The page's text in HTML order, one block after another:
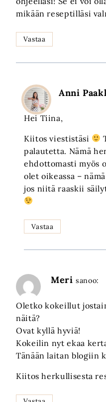
mikään reseptilläsi
Vastaa
Anni
Hei Tiina,
Kiitos viestistäsi
palautetta. Nämä
ehdottomasti myös
olet oikeassa –
jos niitä raaskii
Vastaa
Meri sanoo:
Oletko kokeillut
näitä?
Ovat kyllä hyviä!
Kokeilin nyt ekaa
Tänään laitan blogiin
Kiitos herkullisesta